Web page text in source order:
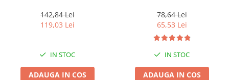
142,84 Lei
119,03 Lei
IN STOC
ADAUGA IN COS
78,64 Lei
65,53 Lei
IN STOC
ADAUGA IN COS